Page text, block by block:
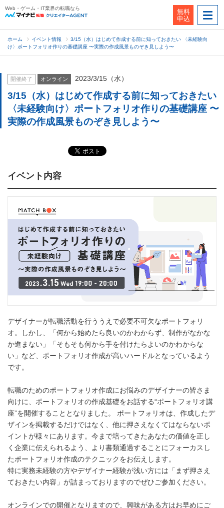
Web・ゲーム・IT業界の転職なら
無料
申込
ホーム イベント情報
3/15（水）はじめて作成する前に知っておきたい 〈未経験向
け〉ポートフォリオ作りの基礎講座 〜実際の作成風景ものぞき見しよう〜
開催終了 オンライン 2023/3/15（水）
3/15（水）はじめて作成する前に知っておきたい
〈未経験向け〉ポートフォリオ作りの基礎講座 〜
実際の作成風景ものぞき見しよう〜
イベント内容
デザイナーが転職活動を行ううえで必要不可欠なポートフォリ
オ。しかし、「何から始めたら良いのかわからず、制作がなかな
か進まない」「そもそも何から手を付けたらよいのかわからな
い」など、ポートフォリオ作成が高いハードルとなっているよう
です。
転職のためのポートフォリオ作成にお悩みのデザイナーの皆さま
向けに、ポートフォリオの作成基礎をお話する“ポートフォリオ講
座”を開催することとなりました。 ポートフォリオは、作成したデ
ザインを掲載するだけではなく、他に押さえなくてはならないポ
イントが様々にあります。今まで培ってきたあなたの価値を正し
く企業に伝えられるよう、より書類通過することにフォーカスし
たポートフォリオ作成のテクニックをお伝えします。
特に実務未経験の方やデザイナー経験が浅い方には「まず押さえ
ておきたい内容」が詰まっておりますのでぜひご参加ください。
オンラインでの開催となりますので、興味がある方はお早めにご